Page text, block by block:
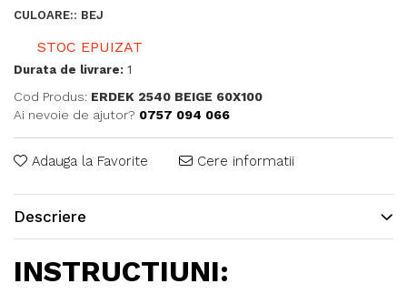
CULOARE:: BEJ
STOC EPUIZAT
Durata de livrare: 1
Cod Produs: ERDEK 2540 BEIGE 60X100
Ai nevoie de ajutor? 0757 094 066
Adauga la Favorite Cere informatii
Descriere
INSTRUCTIUNI: